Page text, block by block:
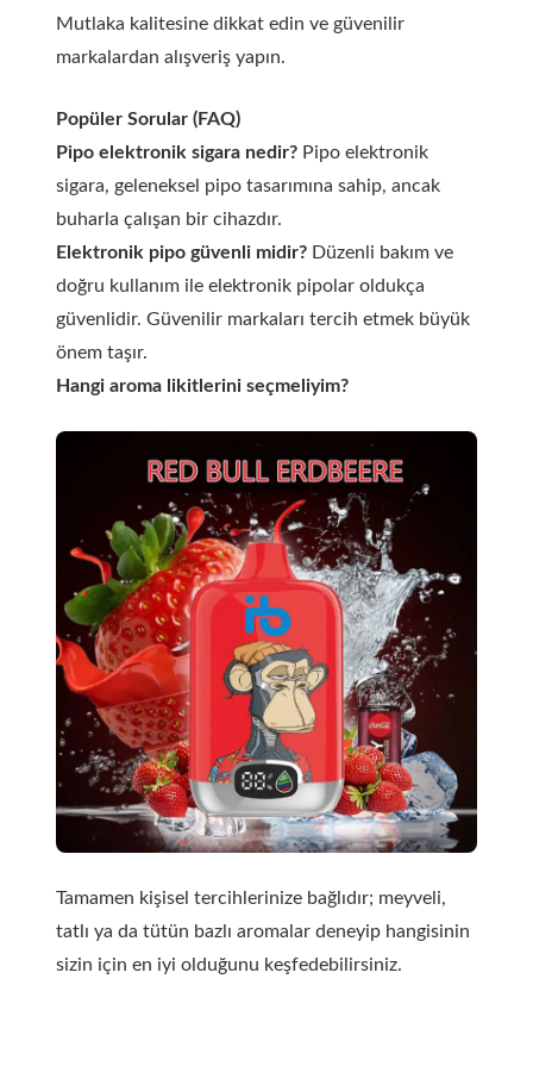
Mutlaka kalitesine dikkat edin ve güvenilir
markalardan alışveriş yapın.
Popüler Sorular (FAQ)
Pipo elektronik sigara nedir? Pipo elektronik
sigara, geleneksel pipo tasarımına sahip, ancak
buharla çalışan bir cihazdır.
Elektronik pipo güvenli midir? Düzenli bakım ve
doğru kullanım ile elektronik pipolar oldukça
güvenlidir. Güvenilir markaları tercih etmek büyük
önem taşır.
Hangi aroma likitlerini seçmeliyim?
Tamamen kişisel tercihlerinize bağlıdır; meyveli,
tatlı ya da tütün bazlı aromalar deneyip hangisinin
sizin için en iyi olduğunu keşfedebilirsiniz.